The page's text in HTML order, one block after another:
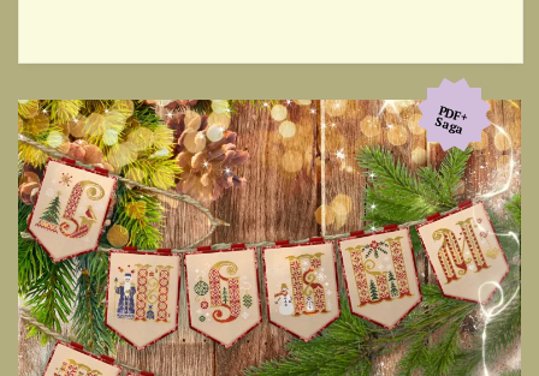
PDF+
Saga